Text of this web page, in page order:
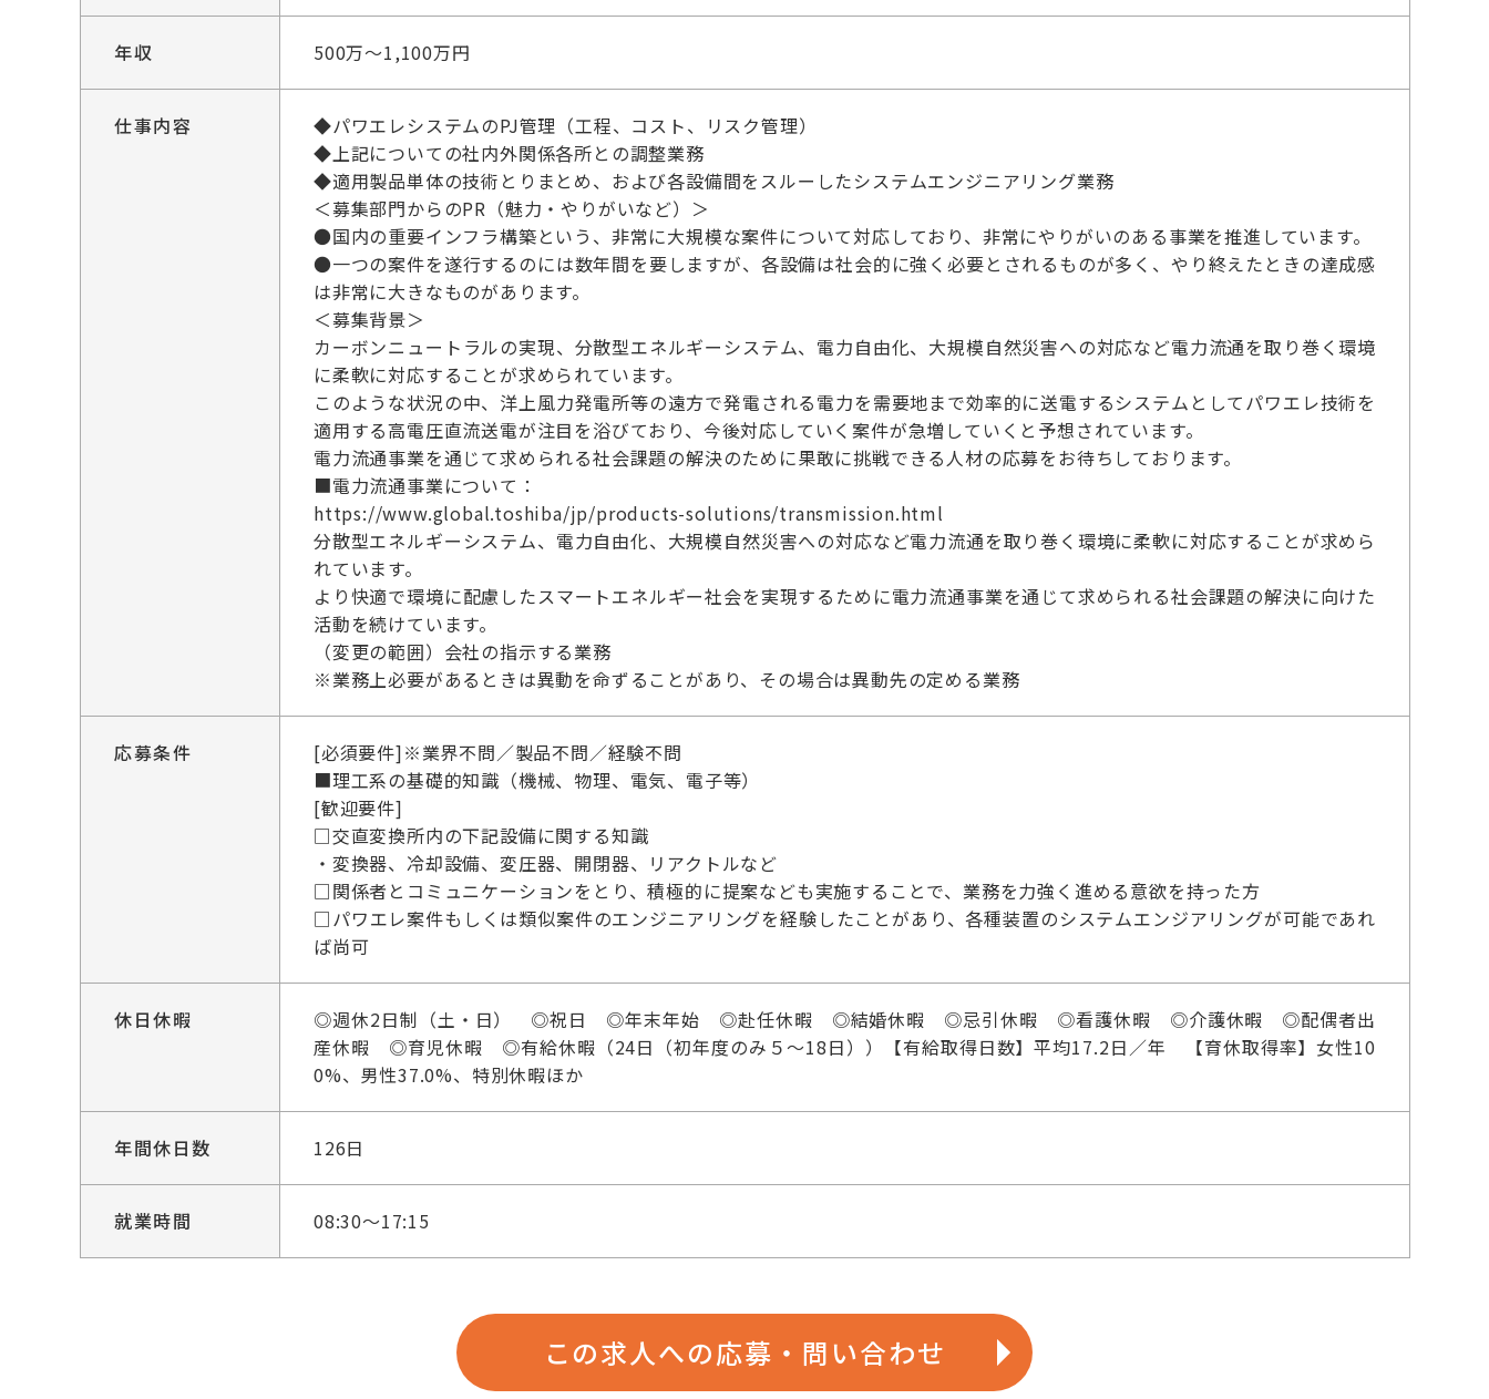
年収 500万～1,100万円
仕事内容
◆パワエレシステムのPJ管理（工程、コスト、リスク管理）
◆上記についての社内外関係各所との調整業務
◆適用製品単体の技術とりまとめ、および各設備間をスルーしたシステムエンジニアリング業務
＜募集部門からのPR（魅力・やりがいなど）＞
●国内の重要インフラ構築という、非常に大規模な案件について対応しており、非常にやりがいのある事業を推進しています。
●一つの案件を遂行するのには数年間を要しますが、各設備は社会的に強く必要とされるものが多く、やり終えたときの達成感
は非常に大きなものがあります。
＜募集背景＞
カーボンニュートラルの実現、分散型エネルギーシステム、電力自由化、大規模自然災害への対応など電力流通を取り巻く環境
に柔軟に対応することが求められています。
このような状況の中、洋上風力発電所等の遠方で発電される電力を需要地まで効率的に送電するシステムとしてパワエレ技術を
適用する高電圧直流送電が注目を浴びており、今後対応していく案件が急増していくと予想されています。
電力流通事業を通じて求められる社会課題の解決のために果敢に挑戦できる人材の応募をお待ちしております。
■電力流通事業について：
https://www.global.toshiba/jp/products-solutions/transmission.html
分散型エネルギーシステム、電力自由化、大規模自然災害への対応など電力流通を取り巻く環境に柔軟に対応することが求めら
れています。
より快適で環境に配慮したスマートエネルギー社会を実現するために電力流通事業を通じて求められる社会課題の解決に向けた
活動を続けています。
（変更の範囲）会社の指示する業務
※業務上必要があるときは異動を命ずることがあり、その場合は異動先の定める業務
応募条件
[必須要件]※業界不問／製品不問／経験不問
■理工系の基礎的知識（機械、物理、電気、電子等）
[歓迎要件]
□交直変換所内の下記設備に関する知識
・変換器、冷却設備、変圧器、開閉器、リアクトルなど
□関係者とコミュニケーションをとり、積極的に提案なども実施することで、業務を力強く進める意欲を持った方
□パワエレ案件もしくは類似案件のエンジニアリングを経験したことがあり、各種装置のシステムエンジアリングが可能であれ
ば尚可
休日休暇
◎週休2日制（土・日） ◎祝日 ◎年末年始 ◎赴任休暇 ◎結婚休暇 ◎忌引休暇 ◎看護休暇 ◎介護休暇 ◎配偶者出
産休暇 ◎育児休暇 ◎有給休暇（24日（初年度のみ５～18日））【有給取得日数】平均17.2日／年 【育休取得率】女性10
0%、男性37.0%、特別休暇ほか
年間休日数 126日
就業時間 08:30～17:15
この求人への応募・問い合わせ